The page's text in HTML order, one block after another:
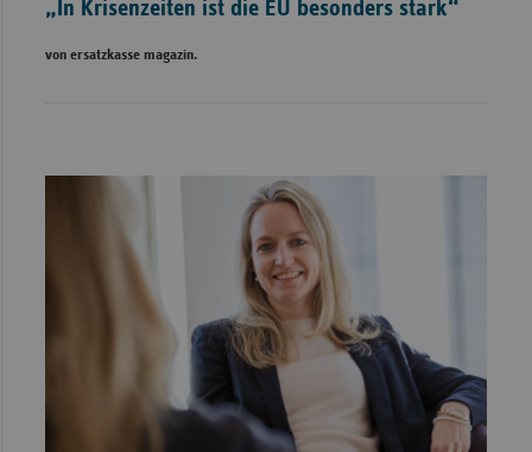
„In Krisenzeiten ist die EU besonders stark“
von ersatzkasse magazin.